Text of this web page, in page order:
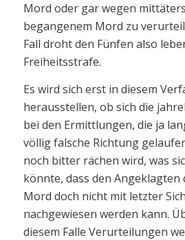
Mord oder gar wegen
begangenem Mord zu
Fall droht den Fünfen also
Freiheitsstrafe.
Es wird sich erst in diesem
herausstellen, ob sich die
bei den Ermittlungen, die ja
völlig falsche Richtung
noch bitter rächen wird, was
könnte, dass den Angeklagten
Mord doch nicht mit letzter
nachgewiesen werden kann.
diesem Falle Verurteilungen